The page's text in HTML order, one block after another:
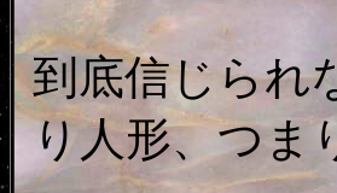
到底信じられ
り人形、つま